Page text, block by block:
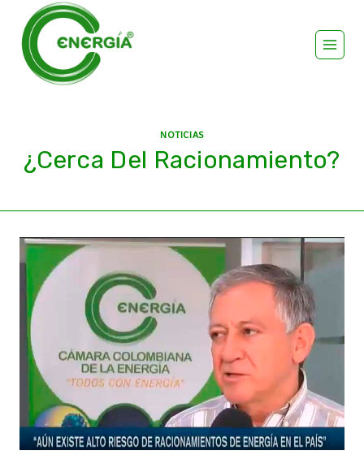
NOTICIAS
¿Cerca Del Racionamiento?